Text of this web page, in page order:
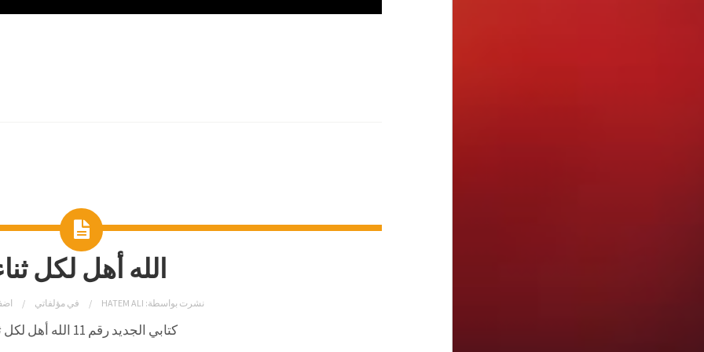
الله أهل لكل
نشرت بواسطة: HATEM ALI في مؤلفاتي
كتابي الجديد رقم 11 الله أهل لكل ثناء.